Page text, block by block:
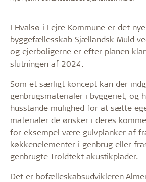
I Hvalsø i Lejre Kommune er det
byggefællesskab Sjællandsk Muld
og ejerboligerne er efter planen
slutningen af 2024.
Som et særligt koncept kan der
genbrugsmaterialer i byggeriet, og
husstande mulighed for at sætte
materialer de ønsker i deres
for eksempel være gulvplanker af
køkkenelementer i genbrug eller
genbrugte Troldtekt akustikplader.
Det er bofælleskabsudvikleren